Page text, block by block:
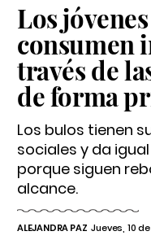
Los
consumen
través de
de forma
Los bulos tienen
sociales y da
porque siguen
alcance.
ALEJANDRA PAZ Jueves, 10